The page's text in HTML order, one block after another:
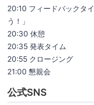
20:10 フィードバックタ
う！」
20:30 休憩
20:35 発表タイム
20:55 クロージング
21:00 懇親会
公式SNS